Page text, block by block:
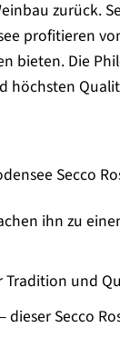
zurück.
profitieren
Die
höchsten
Secco
ihn zu
Tradition und
Secco